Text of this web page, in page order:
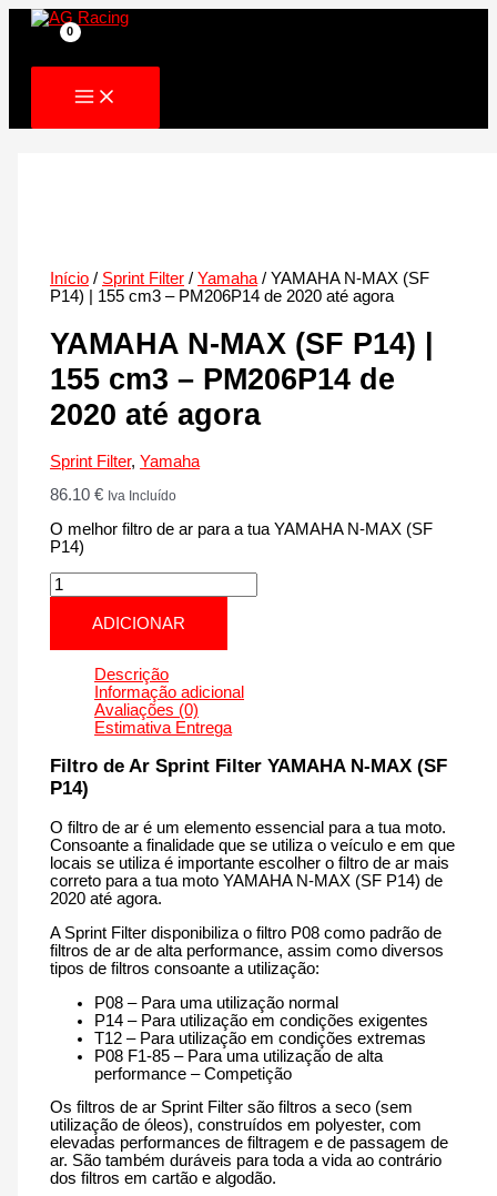
Skip
Início / Sprint Filter /Yamaha/ YAMAHA N-MAX (SF
P14) | 155 cm3 – PM206P14 de 2020 até agora
YAMAHA N-MAX (SF P14) |
155 cm3 – PM206P14 de
2020 até agora
Sprint Filter,Yamaha
86.10€ Iva Incluído
O melhor filtro de ar para a tua YAMAHA N-MAX (SF
P14)
Quantidade
de
YAMAHA
MAX
-
PM206P14
de
até
agora
ADICIONAR
Descrição
Informação adicional
Avaliações (0)
Estimativa Entrega
Filtro de Ar Sprint Filter YAMAHA N-MAX (SF
P14)
O filtro de ar é um elemento essencial para a tua moto.
Consoante a finalidade que se utiliza o veículo e em que
locais se utiliza é importante escolher o filtro de ar mais
correto para a tua moto YAMAHA N-MAX (SF P14) de
2020 até agora.
A Sprint Filter disponibiliza o filtro P08 como padrão de
filtros de ar de alta performance, assim como diversos
tipos de filtros consoante a utilização:
P08 – Para uma utilização normal
P14 – Para utilização em condições exigentes
T12 – Para utilização em condições extremas
P08 F1-85 – Para uma utilização de alta
performance – Competição
Os filtros de ar Sprint Filter são filtros a seco (sem
utilização de óleos), construídos em polyester, com
elevadas performances de filtragem e de passagem de
ar. São também duráveis para toda a vida ao contrário
dos filtros em cartão e algodão.